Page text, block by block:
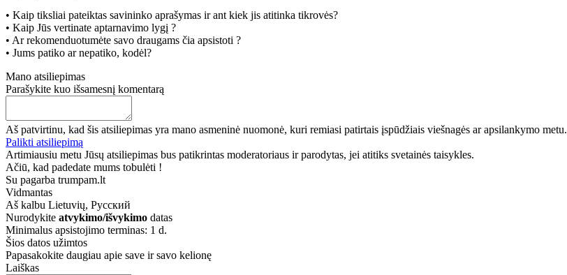
• Kaip tiksliai pateiktas savininko aprašymas ir ant kiek jis atitinka tikrovės?
• Kaip Jūs vertinate aptarnavimo lygį ?
• Ar rekomenduotumėte savo draugams čia apsistoti ?
• Jums patiko ar nepatiko, kodėl?
Mano atsiliepimas
Parašykite kuo išsamesnį komentarą
Aš patvirtinu, kad šis atsiliepimas yra mano asmeninė nuomonė, kuri remiasi patirtais įspūdžiais viešnagės ar apsilankymo metu.
Palikti atsiliepimą
Artimiausiu metu Jūsų atsiliepimas bus patikrintas moderatoriaus ir parodytas, jei atitiks svetainės taisykles.
Ačiū, kad padedate mums tobulėti !
Su pagarba trumpam.lt
Vidmantas
Aš kalbu Lietuvių, Русский
Nurodykite atvykimo/išvykimo datas
Minimalus apsistojimo terminas: 1 d.
Šios datos užimtos
Papasakokite daugiau apie save ir savo kelionę
Laiškas